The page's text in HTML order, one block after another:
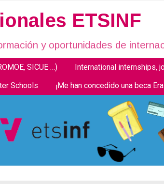
ETSINF
y oportunidades de
SICUE …) International internships,
Schools ¡Me han concedido una beca